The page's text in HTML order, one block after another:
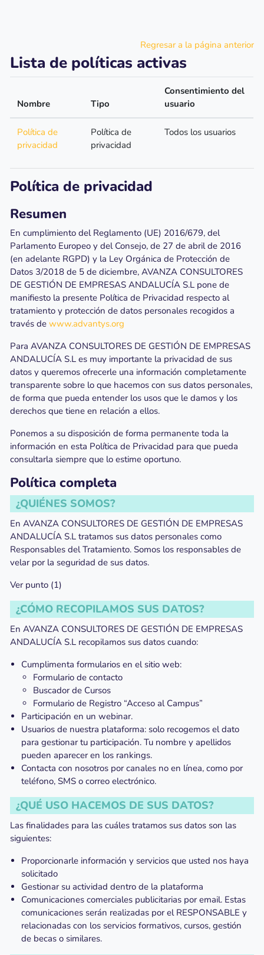
Regresar a la página anterior
Lista de políticas activas
Nombre Tipo
Consentimiento del
usuario
Política de
privacidad
Política de
privacidad
Todos los usuarios
Política de privacidad
Resumen
En cumplimiento del Reglamento (UE) 2016/679, del
Parlamento Europeo y del Consejo, de 27 de abril de 2016
(en adelante RGPD) y la Ley Orgánica de Protección de
Datos 3/2018 de 5 de diciembre, AVANZA CONSULTORES
DE GESTIÓN DE EMPRESAS ANDALUCÍA S.L pone de
manifiesto la presente Política de Privacidad respecto al
tratamiento y protección de datos personales recogidos a
través dewww.advantys.org
Para AVANZA CONSULTORES DE GESTIÓN DE EMPRESAS
ANDALUCÍA S.L es muy importante la privacidad de sus
datos y queremos ofrecerle una información completamente
transparente sobre lo que hacemos con sus datos personales,
de forma que pueda entender los usos que le damos y los
derechos que tiene en relación a ellos.
Ponemos a su disposición de forma permanente toda la
información en esta Política de Privacidad para que pueda
consultarla siempre que lo estime oportuno.
Política completa
¿QUIÉNES SOMOS?
En AVANZA CONSULTORES DE GESTIÓN DE EMPRESAS
ANDALUCÍA S.L tratamos sus datos personales como
Responsables del Tratamiento. Somos los responsables de
velar por la seguridad de sus datos.
Ver punto (1)
¿CÓMO RECOPILAMOS SUS DATOS?
En AVANZA CONSULTORES DE GESTIÓN DE EMPRESAS
ANDALUCÍA S.L recopilamos sus datos cuando:
Cumplimenta formularios en el sitio web:
Formulario de contacto
Buscador de Cursos
Formulario de Registro “Acceso al Campus”
Participación en un webinar.
Usuarios de nuestra plataforma: solo recogemos el dato
para gestionar tu participación. Tu nombre y apellidos
pueden aparecer en los rankings.
Contacta con nosotros por canales no en línea, como por
teléfono, SMS o correo electrónico.
¿QUÉ USO HACEMOS DE SUS DATOS?
Las finalidades para las cuáles tratamos sus datos son las
siguientes:
Proporcionarle información y servicios que usted nos haya
solicitado
Gestionar su actividad dentro de la plataforma
Comunicaciones comerciales publicitarias por email. Estas
comunicaciones serán realizadas por el RESPONSABLE y
relacionadas con los servicios formativos, cursos, gestión
de becas o similares.